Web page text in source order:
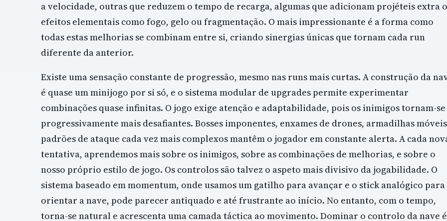
a velocidade, outras que reduzem o tempo de recarga, algumas que adicionam projéteis extra
efeitos elementais como fogo, gelo ou fragmentação. O mais impressionante é a forma como
todas estas melhorias se combinam entre si, criando sinergias únicas que tornam cada run
diferente da anterior.
Existe uma sensação constante de progressão, mesmo nas runs mais curtas. A construção da
é quase um minijogo por si só, e o sistema modular de upgrades permite experimentar
combinações quase infinitas. O jogo exige atenção e adaptabilidade, pois os inimigos tornam-se
progressivamente mais desafiantes. Bosses imponentes, enxames de drones, armadilhas
padrões de ataque cada vez mais complexos mantêm o jogador em constante alerta. A cada
tentativa, aprendemos mais sobre os inimigos, sobre as combinações de melhorias, e sobre o
nosso próprio estilo de jogo. Os controlos são talvez o aspeto mais divisivo da jogabilidade. O
sistema baseado em momentum, onde usamos um gatilho para avançar e o stick analógico para
orientar a nave, pode parecer antiquado e até frustrante ao início. No entanto, com o tempo,
torna-se natural e acrescenta uma camada táctica ao movimento. Dominar o controlo da nave é